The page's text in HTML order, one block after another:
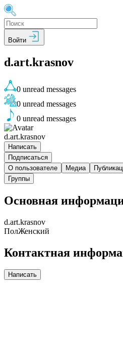
Войти
d.art.krasnov
0 unread messages
0 unread messages
0 unread messages
d.art.krasnov
Написать
Подписаться
О пользователе
Медиа
Группы
Основная
d.art.krasnov
ПолЖенский
Контактная
Написать